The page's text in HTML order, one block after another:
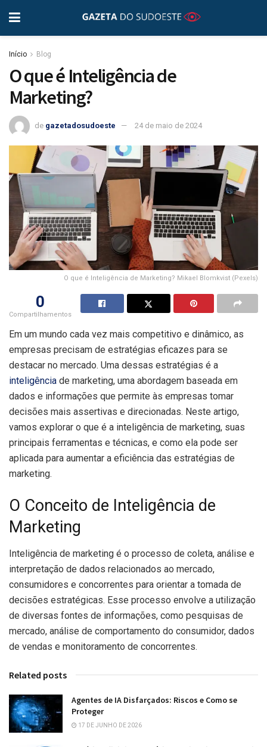
Início Blog
O que é Inteligência de
Marketing?
de gazetadosudoeste 24 de maio de 2024
O que é Inteligência de Marketing? Mikael Blomkvist (Pexels)
0
Compartilhamentos
Em um mundo cada vez mais competitivo e dinâmico, as
empresas precisam de estratégias eficazes para se
destacar no mercado. Uma dessas estratégias é a
inteligência de marketing, uma abordagem baseada em
dados e informações que permite às empresas tomar
decisões mais assertivas e direcionadas. Neste artigo,
vamos explorar o que é a inteligência de marketing, suas
principais ferramentas e técnicas, e como ela pode ser
aplicada para aumentar a eficiência das estratégias de
marketing.
O Conceito de Inteligência de
Marketing
Inteligência de marketing é o processo de coleta, análise e
interpretação de dados relacionados ao mercado,
consumidores e concorrentes para orientar a tomada de
decisões estratégicas. Esse processo envolve a utilização
de diversas fontes de informações, como pesquisas de
mercado, análise de comportamento do consumidor, dados
de vendas e monitoramento de concorrentes.
Related posts
Agentes de IA Disfarçados: Riscos e Como se
Proteger
17 DE JUNHO DE 2026